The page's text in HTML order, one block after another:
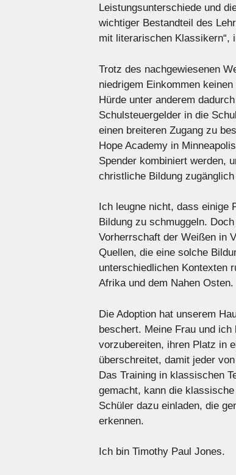
Leistungsunterschiede und
wichtiger Bestandteil des
mit literarischen Klassikern“,
Trotz des nachgewiesenen
niedrigem Einkommen
Hürde unter anderem
Schulsteuergelder in die
einen breiteren Zugang zu
Hope Academy in
Spender kombiniert werden,
christliche Bildung
Ich leugne nicht, dass einige
Bildung zu schmuggeln.
Vorherrschaft der Weißen in
Quellen, die eine solche
unterschiedlichen Kontexten
Afrika und dem Nahen Osten.
Die Adoption hat unserem
beschert. Meine Frau und
vorzubereiten, ihren Platz in
überschreitet, damit jeder
Das Training in klassischen
gemacht, kann die
Schüler dazu einladen, die
erkennen.
Ich bin Timothy Paul Jones.